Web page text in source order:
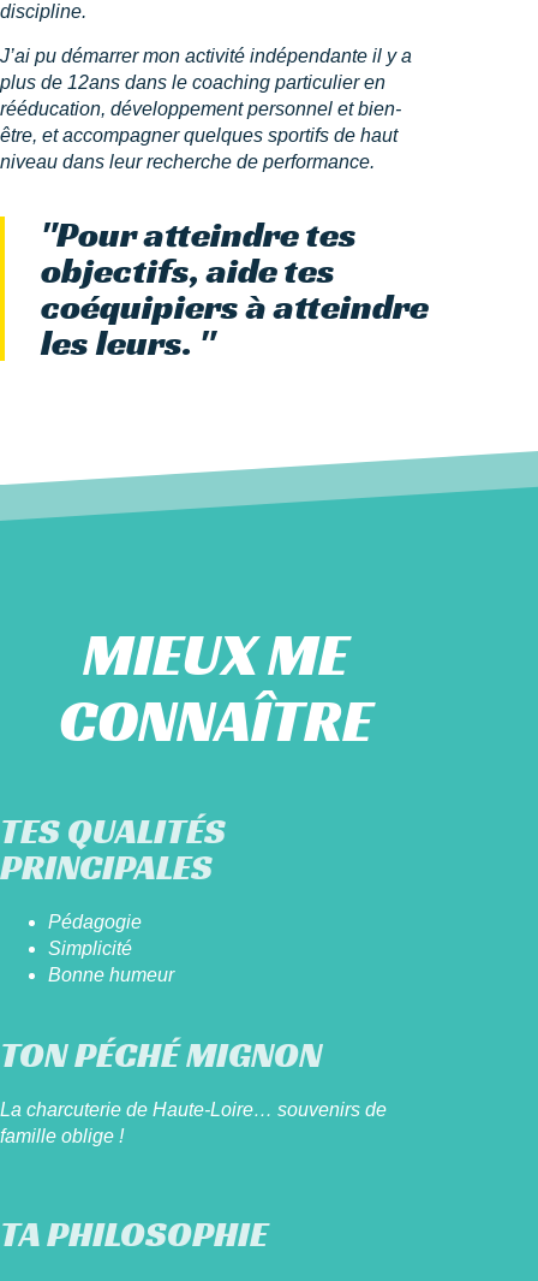
discipline.
J’ai pu démarrer mon activité indépendante il y a
plus de 12ans dans le coaching particulier en
rééducation, développement personnel et bien-
être, et accompagner quelques sportifs de haut
niveau dans leur recherche de performance.
"Pour atteindre tes
objectifs, aide tes
coéquipiers à atteindre
les leurs. "
MIEUX ME
CONNAÎTRE
TES QUALITÉS
PRINCIPALES
Pédagogie
Simplicité
Bonne humeur
TON PÉCHÉ MIGNON
La charcuterie de Haute-Loire… souvenirs de
famille oblige !
TA PHILOSOPHIE